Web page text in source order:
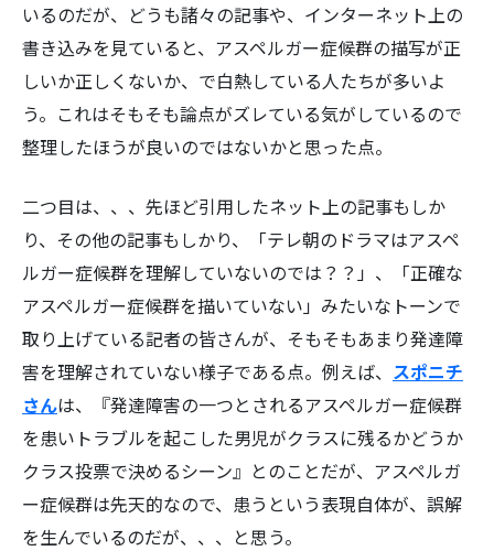
いるのだが、どうも諸々の記事や、インターネット上の
書き込みを見ていると、アスペルガー症候群の描写が正
しいか正しくないか、で白熱している人たちが多いよ
う。これはそもそも論点がズレている気がしているので
整理したほうが良いのではないかと思った点。
二つ目は、、、先ほど引用したネット上の記事もしか
り、その他の記事もしかり、「テレ朝のドラマはアスペ
ルガー症候群を理解していないのでは？？」、「正確な
アスペルガー症候群を描いていない」みたいなトーンで
取り上げている記者の皆さんが、そもそもあまり発達障
害を理解されていない様子である点。例えば、 スポニチ
さんは、
『発達障害の一つとされるアスペルガー症候群
を患いトラブルを起こした男児がクラスに残るかどうか
クラス投票で決めるシーン』 とのことだが、アスペルガ
ー症候群は先天的なので、患うという表現自体が、誤解
を生んでいるのだが、、、と思う。